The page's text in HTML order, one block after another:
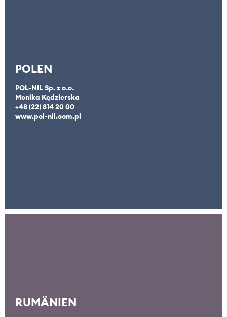
POLEN
POL-NIL Sp. z o.o.
Monika Kędzierska
+48 (22) 814 20 00
www.pol-nil.com.pl
RUMÄNIEN